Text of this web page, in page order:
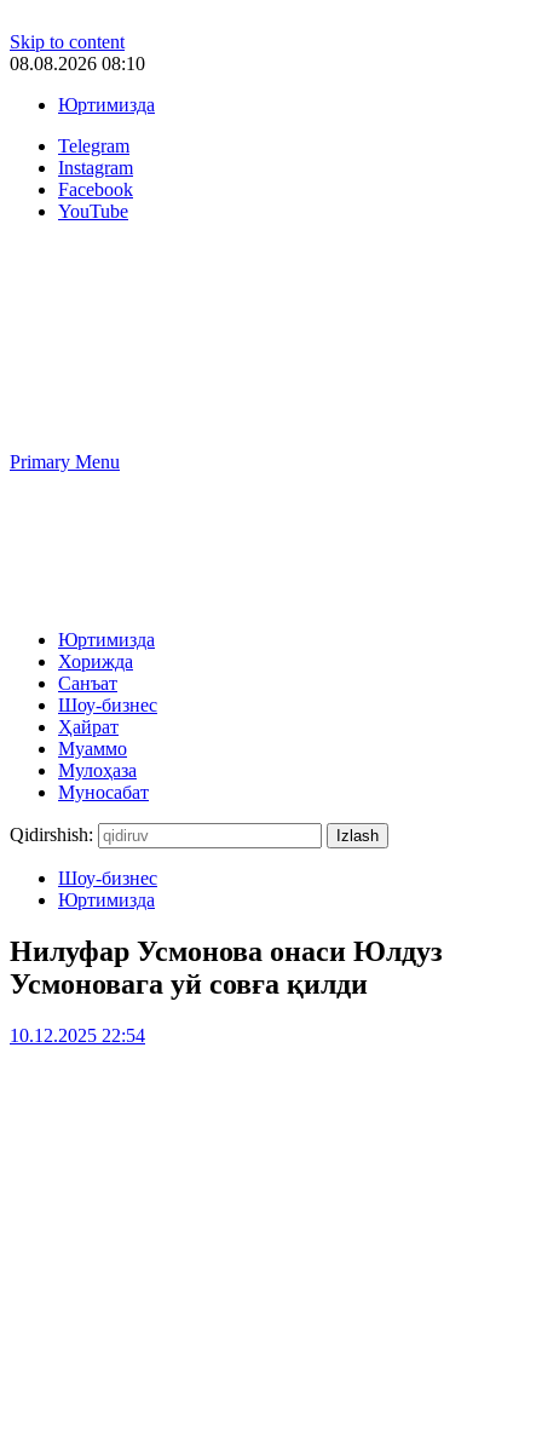
Skip to content
08.08.2026 08:10
Юртимизда
Telegram
Instagram
Facebook
YouTube
Primary Menu
Юртимизда
Хорижда
Санъат
Шоу-бизнес
Ҳайрат
Муаммо
Мулоҳаза
Муносабат
Qidirshish:
Шоу-бизнес
Юртимизда
Нилуфар Усмонова онаси Юлдуз
Усмоновага уй совға қилди
10.12.2025 22:54